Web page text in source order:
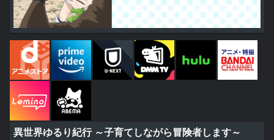
異世界ゆるり紀行 ～子育てしながら冒険者します～